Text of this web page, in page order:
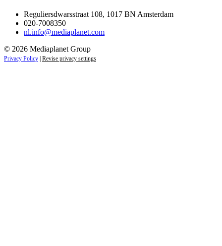
Reguliersdwarsstraat 108, 1017 BN Amsterdam
020-7008350
nl.info@mediaplanet.com
© 2026 Mediaplanet Group
Privacy Policy | Revise privacy settings